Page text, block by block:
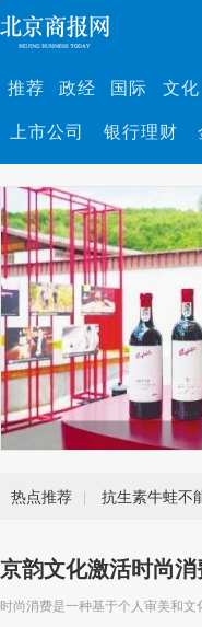
推荐 政经 国际 文化
上市公司 银行理财
热点推荐 | 抗生素牛蛙不
京韵文化激活时尚消
时尚消费是一种基于个人审美和文